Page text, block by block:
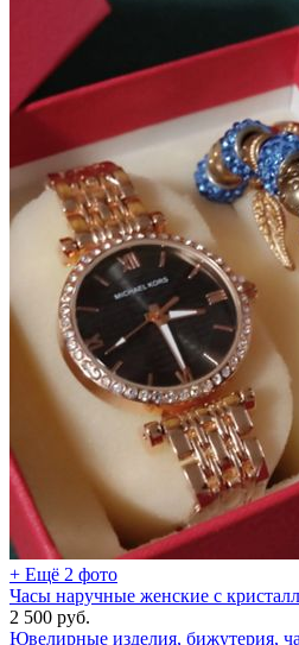
+ Ещё 2 фото
Часы наручные женские с
2 500 руб.
Ювелирные изделия, бижутерия,